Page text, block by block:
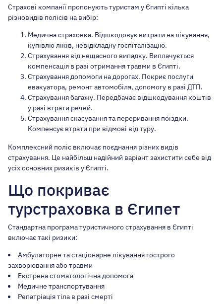
Страхові компанії пропонують туристам у Єгипті кілька
різновидів полісів на вибір:
Медична страховка. Відшкодовує витрати на лікування,
купівлю ліків, невідкладну госпіталізацію.
Страхування від нещасного випадку. Виплачується
компенсація в разі отримання травми в Єгипті.
Страхування допомоги на дорогах. Покриє послуги
евакуатора, ремонт автомобіля, допомогу в разі ДТП.
Страхування багажу. Передбачає відшкодування коштів
у разі втрати речей.
Страхування скасування та переривання поїздки.
Компенсує втрати при відмові від туру.
Комплексний поліс включає поєднання різних видів
страхування. Це найбільш надійний варіант захистити себе від
усіх основних ризиків у Єгипті.
Що покриває
турстраховка в Єгипет
Стандартна програма туристичного страхування в Єгипті
включає такі ризики:
Амбулаторне та стаціонарне лікування гострого
захворювання або травми
Екстрена стоматологічна допомога
Медичне транспортування
Репатріація тіла в разі смерті